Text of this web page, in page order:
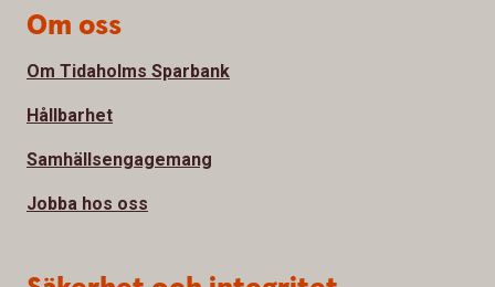
Om oss
Om Tidaholms Sparbank
Hållbarhet
Samhällsengagemang
Jobba hos oss